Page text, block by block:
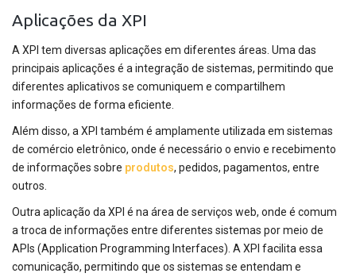
Aplicações da XPI
A XPI tem diversas aplicações em diferentes áreas. Uma das
principais aplicações é a integração de sistemas, permitindo que
diferentes aplicativos se comuniquem e compartilhem
informações de forma eficiente.
Além disso, a XPI também é amplamente utilizada em sistemas
de comércio eletrônico, onde é necessário o envio e recebimento
de informações sobre produtos, pedidos, pagamentos, entre
outros.
Outra aplicação da XPI é na área de serviços web, onde é comum
a troca de informações entre diferentes sistemas por meio de
APIs (Application Programming Interfaces). A XPI facilita essa
comunicação, permitindo que os sistemas se entendam e